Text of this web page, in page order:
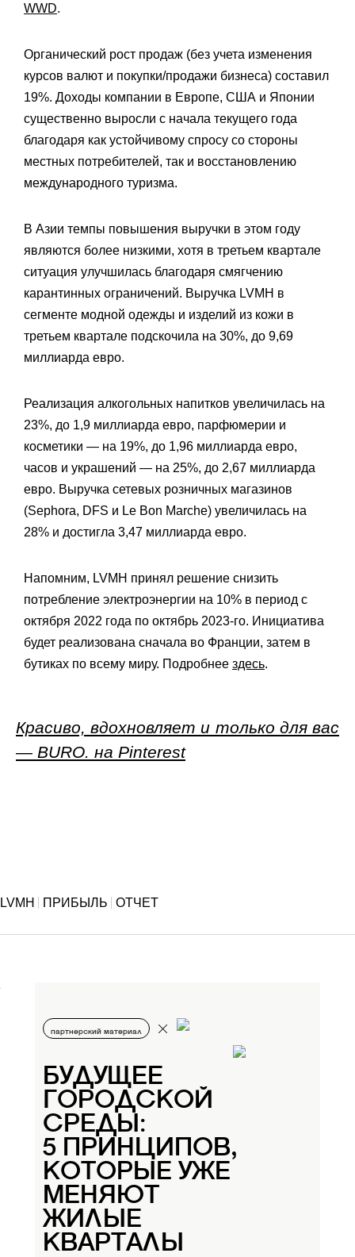
WWD.
Органический рост продаж (без учета изменения
курсов валют и покупки/продажи бизнеса) составил
19%. Доходы компании в Европе, США и Японии
существенно выросли с начала текущего года
благодаря как устойчивому спросу со стороны
местных потребителей, так и восстановлению
международного туризма.
В Азии темпы повышения выручки в этом году
являются более низкими, хотя в третьем квартале
ситуация улучшилась благодаря смягчению
карантинных ограничений. Выручка LVMH в
сегменте модной одежды и изделий из кожи в
третьем квартале подскочила на 30%, до 9,69
миллиарда евро.
Реализация алкогольных напитков увеличилась на
23%, до 1,9 миллиарда евро, парфюмерии и
косметики — на 19%, до 1,96 миллиарда евро,
часов и украшений — на 25%, до 2,67 миллиарда
евро. Выручка сетевых розничных магазинов
(Sephora, DFS и Le Bon Marche) увеличилась на
28% и достигла 3,47 миллиарда евро.
Напомним, LVMH принял решение снизить
потребление электроэнергии на 10% в период с
октября 2022 года по октябрь 2023-го. Инициатива
будет реализована сначала во Франции, затем в
бутиках по всему миру. Подробнее здесь.
Красиво, вдохновляет и только для вас
— BURO. на Pinterest
LVMH ПРИБЫЛЬ ОТЧЕТ
партнерский материал
БУДУЩЕЕ
ГОРОДСКОЙ
СРЕДЫ:
5 ПРИНЦИПОВ,
КОТОРЫЕ УЖЕ
МЕНЯЮТ
ЖИЛЫЕ
КВАРТАЛЫ